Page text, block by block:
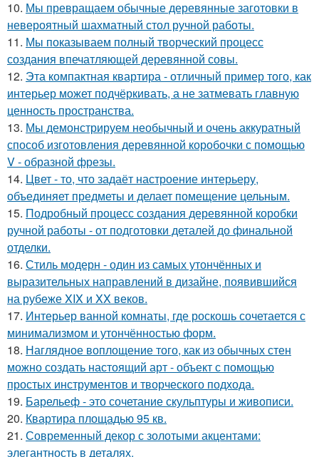
10. Мы превращаем обычные деревянные заготовки в
невероятный шахматный стол ручной работы.
11. Мы показываем полный творческий процесс
создания впечатляющей деревянной совы.
12. Эта компактная квартира - отличный пример того, как
интерьер может подчёркивать, а не затмевать главную
ценность пространства.
13. Мы демонстрируем необычный и очень аккуратный
способ изготовления деревянной коробочки с помощью
V - образной фрезы.
14. Цвет - то, что задаёт настроение интерьеру,
объединяет предметы и делает помещение цельным.
15. Подробный процесс создания деревянной коробки
ручной работы - от подготовки деталей до финальной
отделки.
16. Стиль модерн - один из самых утончённых и
выразительных направлений в дизайне, появившийся
на рубеже XIX и XX веков.
17. Интерьер ванной комнаты, где роскошь сочетается с
минимализмом и утончённостью форм.
18. Наглядное воплощение того, как из обычных стен
можно создать настоящий арт - объект с помощью
простых инструментов и творческого подхода.
19. Барельеф - это сочетание скульптуры и живописи.
20. Квартира площадью 95 кв.
21. Современный декор с золотыми акцентами:
элегантность в деталях.